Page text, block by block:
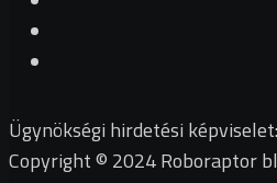
Ügynökségi hirdetési képviselet:
Copyright © 2024 Roboraptor